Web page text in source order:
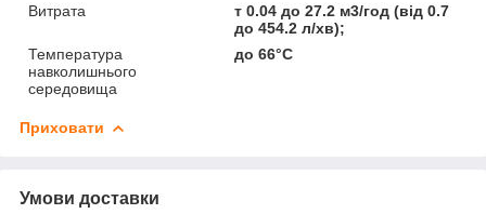
Витрата
т 0.04 до 27.2 м3/год (від 0.7
до 454.2 л/хв);
Температура
навколишнього
середовища
до 66°C
Приховати
Умови доставки